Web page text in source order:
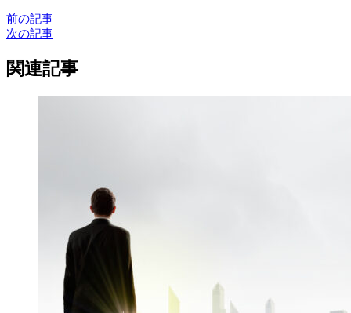
前の記事
次の記事
関連記事